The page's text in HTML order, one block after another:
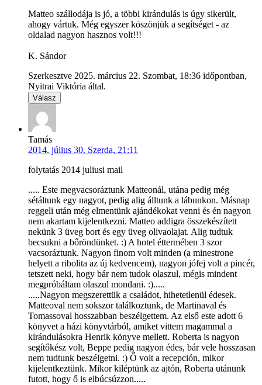
Matteo szállodája is jó, a többi kirándulás is úgy sikerült,
ahogy vártuk. Még egyszer köszönjük a segítséget - az
oldalad nagyon hasznos volt!!!
K. Sándor
Szerkesztve 2025. március 22. Szombat, 18:36 időpontban,
Nyitrai Viktória által.
Válasz
Tamás
2014. július 30. Szerda, 21:11
folytatás 2014 juliusi mail
..... Este megvacsoráztunk Matteonál, utána pedig még
sétáltunk egy nagyot, pedig alig álltunk a lábunkon. Másnap
reggeli után még elmentünk ajándékokat venni és én nagyon
nem akartam kijelentkezni. Matteo addigra összekészített
nekünk 3 üveg bort és egy üveg olivaolajat. Alig tudtuk
becsukni a bőröndünket. :) A hotel éttermében 3 szor
vacsoráztunk. Nagyon finom volt minden (a minestrone
helyett a ribolita az új kedvencem), nagyon jófej volt a pincér,
tetszett neki, hogy bár nem tudok olaszul, mégis mindent
megpróbáltam olaszul mondani. :).....
.....Nagyon megszerettük a családot, hihetetlenül édesek.
Matteoval nem sokszor találkoztunk, de Martinaval és
Tomassoval hosszabban beszélgettem. Az első este adott 6
könyvet a házi könyvtárból, amiket vittem magammal a
kirándulásokra Henrik könyve mellett. Roberta is nagyon
segítőkész volt, Beppe pedig nagyon édes, bár vele hosszasan
nem tudtunk beszélgetni. :) Ő volt a recepción, mikor
kijelentkeztünk. Mikor kiléptünk az ajtón, Roberta utánunk
futott, hogy ő is elbúcsúzzon.....